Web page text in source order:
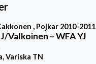
, Pojkar 2010-2011
J/Valkoinen –WFA YJ
Variska TN